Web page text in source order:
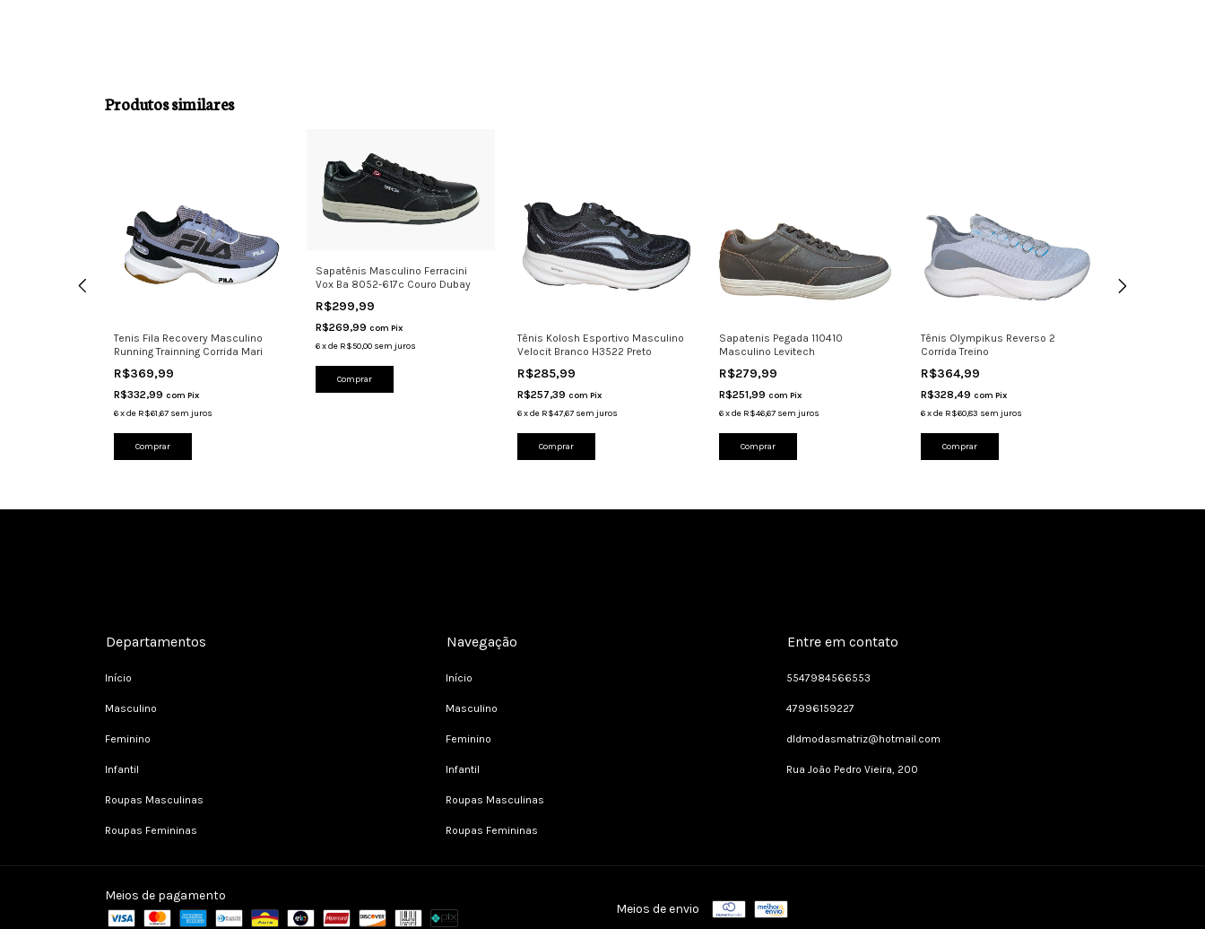
Produtos similares
Tenis Fila Recovery Masculino
Running Trainning Corrida Mari
R$369,99
R$332,99 com Pix
6xde R$61,67 sem juros
Comprar
Sapatênis Masculino Ferracini
Vox Ba 8052-617c Couro Dubay
R$299,99
R$269,99 com Pix
6xde R$50,00 sem juros
Comprar
Tênis Kolosh Esportivo Masculino
Velocit Branco H3522 Preto
R$285,99
R$257,39 com Pix
6xde R$47,67 sem juros
Comprar
Sapatenis Pegada 110410
Masculino Levitech
R$279,99
R$251,99 com Pix
6xde R$46,67 sem juros
Comprar
Tênis Olympikus Reverso 2
Corrida Treino
R$364,99
R$328,49 com Pix
6xde R$60,83 sem juros
Comprar
Departamentos
Início
Masculino
Feminino
Infantil
Roupas Masculinas
Roupas Femininas
Navegação
Início
Masculino
Feminino
Infantil
Roupas Masculinas
Roupas Femininas
Entre em contato
5547984566553
47996159227
dldmodasmatriz@hotmail.com
Rua João Pedro Vieira, 200
Meios de pagamento
Meios de envio